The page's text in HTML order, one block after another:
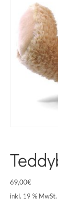
69,00€
inkl. 19 % MwSt.